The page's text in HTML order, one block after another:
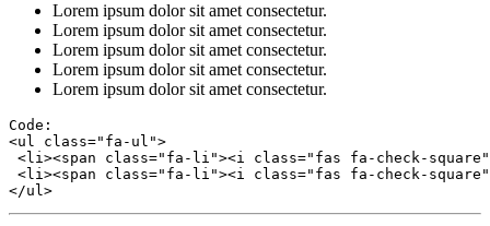
Lorem ipsum dolor sit amet consectetur.
Lorem ipsum dolor sit amet consectetur.
Lorem ipsum dolor sit amet consectetur.
Lorem ipsum dolor sit amet consectetur.
Lorem ipsum dolor sit amet consectetur.
Code:
<ul class="fa-ul">
<li><span class="fa-li"><i class="fas fa-check-
<li><span class="fa-li"><i class="fas fa-check-